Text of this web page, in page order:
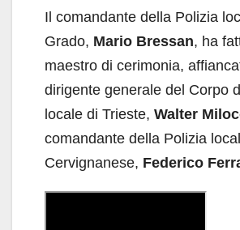
Il comandante della Polizia
Grado, Mario Bressan, ha
maestro di cerimonia,
dirigente generale del Corpo
locale di Trieste, Walter
comandante della Polizia
Cervignanese, Federico